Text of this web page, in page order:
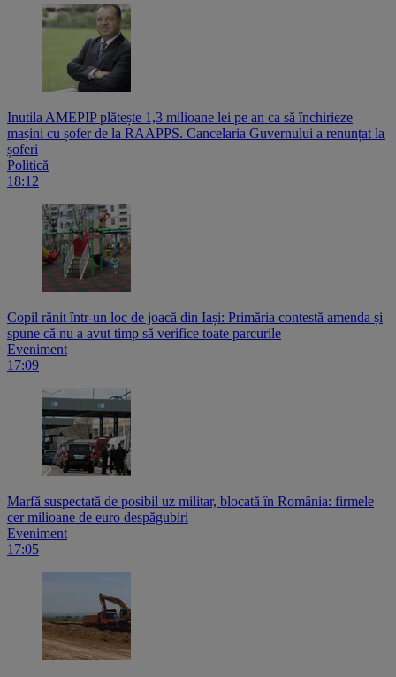
Inutila AMEPIP plătește 1,3 milioane lei pe an ca să închirieze
mașini cu șofer de la RAAPPS. Cancelaria Guvernului a renunțat la
șoferi
Politică
18:12
Copil rănit într-un loc de joacă din Iași: Primăria contestă amenda și
spune că nu a avut timp să verifice toate parcurile
Eveniment
17:09
Marfă suspectată de posibil uz militar, blocată în România: firmele
cer milioane de euro despăgubiri
Eveniment
17:05